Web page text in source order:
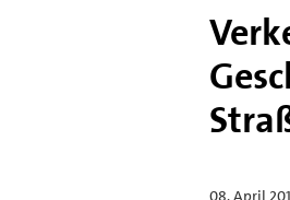
08. April